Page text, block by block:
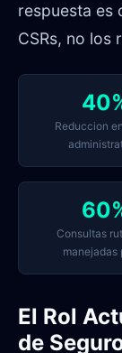
respuesta es
CSRs, no los
Reduccion
Consultas
manejadas
El Rol
de